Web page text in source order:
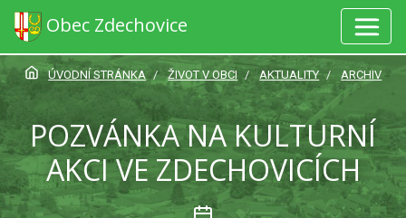
Obec Zdechovice
ÚVODNÍ STRÁNKA ŽIVOT V OBCI AKTUALITY ARCHIV
POZVÁNKA NA KULTURNÍ
AKCI VE ZDECHOVICÍCH